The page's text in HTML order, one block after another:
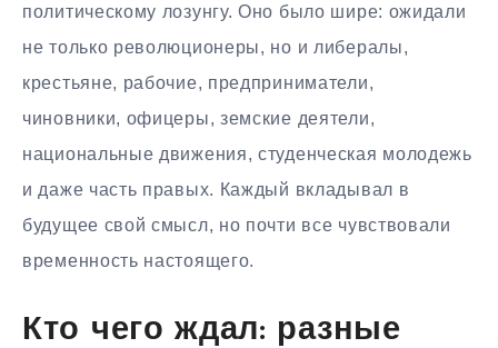
политическому лозунгу. Оно было шире: ожидали
не только революционеры, но и либералы,
крестьяне, рабочие, предприниматели,
чиновники, офицеры, земские деятели,
национальные движения, студенческая молодежь
и даже часть правых. Каждый вкладывал в
будущее свой смысл, но почти все чувствовали
временность настоящего.
Кто чего ждал: разные